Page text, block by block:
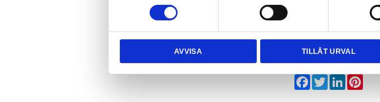
AVVISA TILLÅT URVAL
Dela med dig
FacebookTwitterLinkedIn